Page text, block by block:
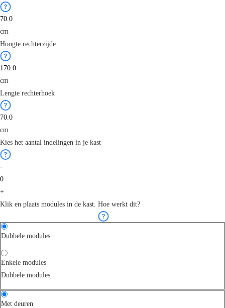
cm
Hoogte rechterzijde
cm
Lengte rechterhoek
cm
Kies het aantal indelingen in je kast
-
+
Klik en plaats modules in de kast. Hoe werkt dit?
Dubbele modules
Enkele modules
Dubbele modules
Met deuren